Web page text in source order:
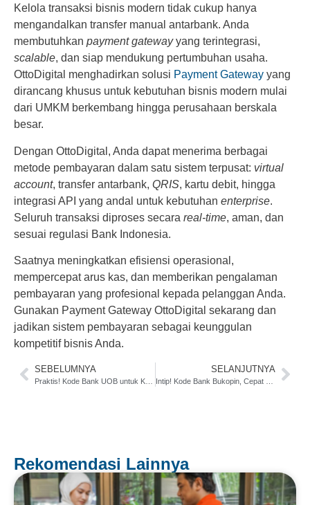
Kelola transaksi bisnis modern tidak cukup hanya
mengandalkan transfer manual antarbank. Anda
membutuhkan payment gatewayyang terintegrasi,
scalable, dan siap mendukung pertumbuhan usaha.
OttoDigital menghadirkan solusi Payment Gateway yang
dirancang khusus untuk kebutuhan bisnis modern mulai
dari UMKM berkembang hingga perusahaan berskala
besar.
Dengan OttoDigital, Anda dapat menerima berbagai
metode pembayaran dalam satu sistem terpusat: virtual
account, transfer antarbank, QRIS, kartu debit, hingga
integrasi API yang andal untuk kebutuhan enterprise.
Seluruh transaksi diproses secara real-time, aman, dan
sesuai regulasi Bank Indonesia.
Saatnya meningkatkan efisiensi operasional,
mempercepat arus kas, dan memberikan pengalaman
pembayaran yang profesional kepada pelanggan Anda.
Gunakan Payment Gateway OttoDigital sekarang dan
jadikan sistem pembayaran sebagai keunggulan
kompetitif bisnis Anda.
SEBELUMNYA SELANJUTNYA
Rekomendasi Lainnya